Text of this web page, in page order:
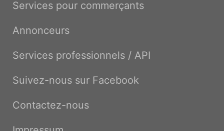
Services pour commerçants
Annonceurs
Services professionnels / API
Suivez-nous sur Facebook
Contactez-nous